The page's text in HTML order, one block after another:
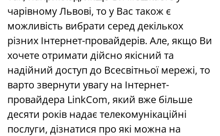
чарівному Львові, то у Вас також є
можливість вибрати серед декількох
різних Інтернет-провайдерів. Але, якщо Ви
хочете отримати дійсно якісний та
надійний доступ до Всесвітньої мережі, то
варто звернути увагу на Інтернет-
провайдера LinkCom, який вже більше
десяти років надає телекомунікаційні
послуги, дізнатися про які можна на